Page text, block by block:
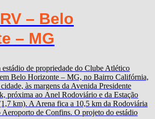
– Belo
– MG
de propriedade do Clube Atlético
Belo Horizonte – MG, no Bairro Califórnia,
às margens da Avenida Presidente
próxima ao Anel Rodoviário e da Estação
km). A Arena fica a 10,5 km da Rodoviária
de Confins. O projeto do estádio